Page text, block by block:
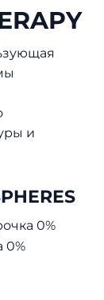
и
0%
0%